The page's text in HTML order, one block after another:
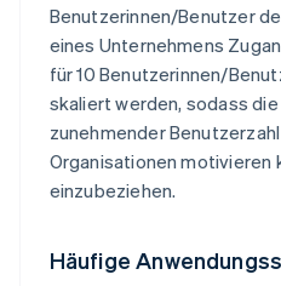
Benutzerinnen/Benutzer
eines Unternehmens
für 10 Benutzerinnen/
skaliert werden, sodass
zunehmender
Organisationen motivieren
einzubeziehen.
Häufige